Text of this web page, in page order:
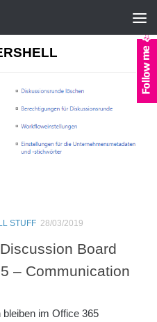
STUFF 28/03/2019
Board
– Communication
im Office 365